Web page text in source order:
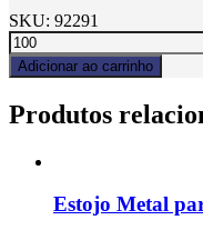
SKU: 92291
Adicionar ao carrinho
Produtos
Estojo Metal